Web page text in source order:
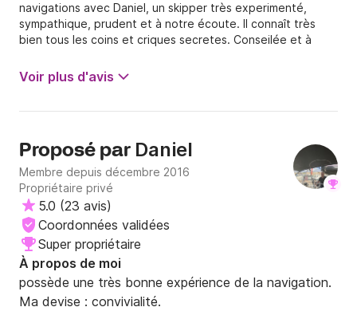
navigations avec Daniel, un skipper très experimenté,
sympathique, prudent et à notre écoute. Il connaît très
bien tous les coins et criques secretes. Conseilée et à
Voir plus d'avis
Proposé par Daniel
Membre depuis décembre 2016
Propriétaire privé
5.0 (23 avis)
Coordonnées validées
Super propriétaire
À propos de moi
possède une très bonne expérience de la navigation.
Ma devise : convivialité.